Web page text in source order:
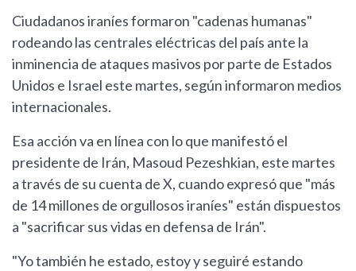
Ciudadanos iraníes formaron "cadenas humanas"
rodeando las centrales eléctricas del país ante la
inminencia de ataques masivos por parte de Estados
Unidos e Israel este martes, según informaron medios
internacionales.
Esa acción va en línea con lo que manifestó el
presidente de Irán, Masoud Pezeshkian, este martes
a través de su cuenta de X, cuando expresó que "más
de 14 millones de orgullosos iraníes" están dispuestos
a "sacrificar sus vidas en defensa de Irán".
"Yo también he estado, estoy y seguiré estando